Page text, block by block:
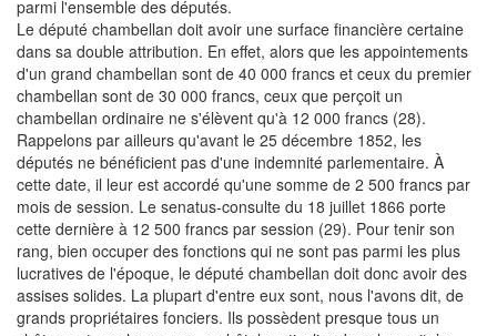
parmi l'ensemble des députés.
Le député chambellan doit avoir une surface financière certaine
dans sa double attribution. En effet, alors que les appointements
d'un grand chambellan sont de 40 000 francs et ceux du premier
chambellan sont de 30 000 francs, ceux que perçoit un
chambellan ordinaire ne s'élèvent qu'à 12 000 francs (28).
Rappelons par ailleurs qu'avant le 25 décembre 1852, les
députés ne bénéficient pas d'une indemnité parlementaire. À
cette date, il leur est accordé qu'une somme de 2 500 francs par
mois de session. Le senatus-consulte du 18 juillet 1866 porte
cette dernière à 12 500 francs par session (29). Pour tenir son
rang, bien occuper des fonctions qui ne sont pas parmi les plus
lucratives de l'époque, le député chambellan doit donc avoir des
assises solides. La plupart d'entre eux sont, nous l'avons dit, de
grands propriétaires fonciers. Ils possèdent presque tous un